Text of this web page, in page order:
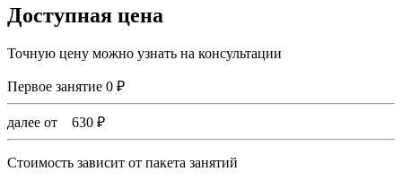
Доступная цена
Точную цену можно узнать на консультации
Первое занятие 0 ₽
далее от 630 ₽
Стоимость зависит от пакета занятий